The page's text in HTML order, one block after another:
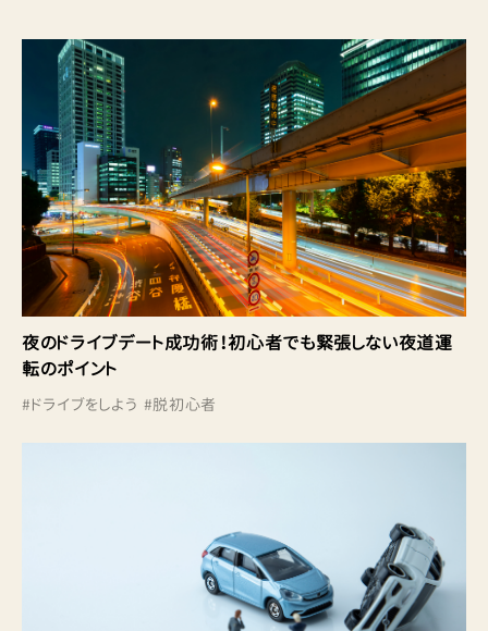
夜のドライブデート成功術！初心者でも緊張しない夜道運
転のポイント
#ドライブをしよう #脱初心者